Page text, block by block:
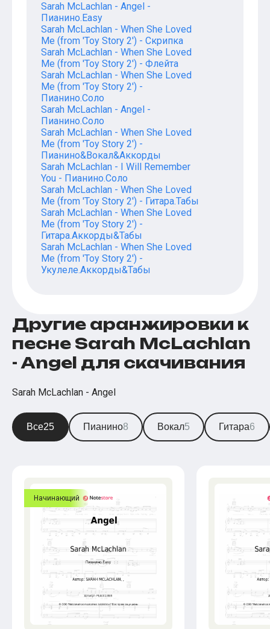
Sarah McLachlan - Angel -
Пианино.Easy
Sarah McLachlan - When She Loved
Me (from 'Toy Story 2') - Скрипка
Sarah McLachlan - When She Loved
Me (from 'Toy Story 2') - Флейта
Sarah McLachlan - When She Loved
Me (from 'Toy Story 2') -
Пианино.Соло
Sarah McLachlan - Angel -
Пианино.Соло
Sarah McLachlan - When She Loved
Me (from 'Toy Story 2') -
Пианино&Вокал&Аккорды
Sarah McLachlan - I Will Remember
You - Пианино.Соло
Sarah McLachlan - When She Loved
Me (from 'Toy Story 2') - Гитара.Табы
Sarah McLachlan - When She Loved
Me (from 'Toy Story 2') -
Гитара.Аккорды&Табы
Sarah McLachlan - When She Loved
Me (from 'Toy Story 2') -
Укулеле.Аккорды&Табы
Другие аранжировки к
песне Sarah McLachlan
- Angel для скачивания
Sarah McLachlan - Angel
Все25 Пианино8 Вокал5 Гитара6
Начинающий